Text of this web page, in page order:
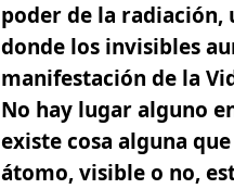
poder de la
donde los invisibles
manifestación de la
No hay lugar alguno
existe cosa alguna
átomo, visible o no,